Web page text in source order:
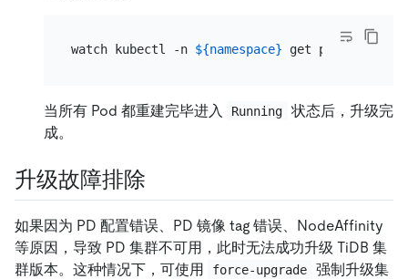
watch kubectl -n ${namespace}
当所有 Pod 都重建完毕进入 Running
状态后，升级完
成。
升级故障排除
如果因为 PD 配置错误、PD 镜像 tag 错误、NodeAffinity
等原因，导致 PD 集群不可用，此时无法成功升级 TiDB 集
群版本。这种情况下，可使用
force-upgrade
强制升级集